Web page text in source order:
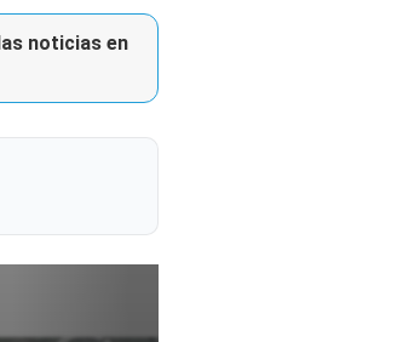
noticias en